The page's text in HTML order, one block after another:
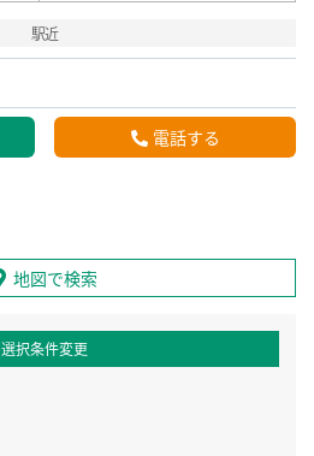
駅近
電話する
地図で検索
選択条件変更